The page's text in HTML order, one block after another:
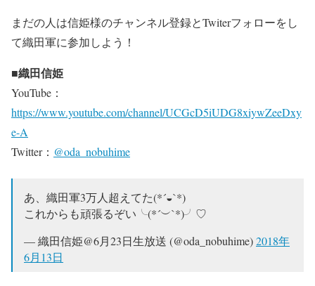
まだの人は信姫様のチャンネル登録とTwiterフォローをし
て織田軍に参加しよう！
■織田信姫
YouTube：
https://www.youtube.com/channel/UCGcD5iUDG8xiywZeeDxy
e-A
Twitter： @oda_nobuhime
あ、織田軍3万人超えてた(*´◒`*)
これからも頑張るぞい╰(*´︶`*)╯♡
— 織田信姫@6月23日生放送 (@oda_nobuhime)2018年
6月13日